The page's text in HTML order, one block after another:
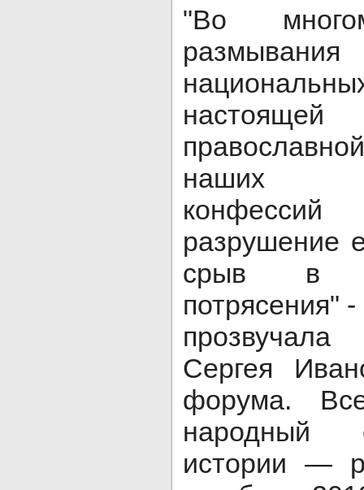
"Во
настоящей
наших
разрушение
срыв в
потрясения"
Сергея
форума.
народный
истории —